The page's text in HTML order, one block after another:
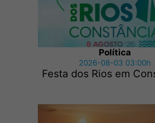
Política
2026-08-03 03:00h
Festa dos Rios em